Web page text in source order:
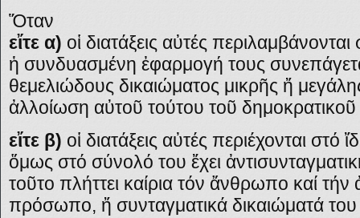
Ὅταν
εἴτε α) οἱ διατάξεις αὐτές
ἡ συνδυασμένη ἐφαρμογή τους
θεμελιώδους δικαιώματος μικρῆς ἤ
ἀλλοίωση αὐτοῦ τούτου τοῦ δημοκρατικοῦ
εἴτε β) οἱ διατάξεις αὐτές περιέχονται στό
ὅμως στό σύνολό του ἔχει
τοῦτο πλήττει καίρια τόν ἄνθρωπο καί
πρόσωπο, ἤ συνταγματικά δικαιώματά